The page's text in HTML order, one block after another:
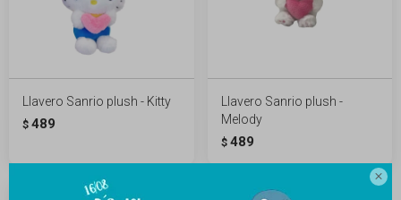

Llavero Sanrio plush - Kitty
$ 489
Llavero Sanrio plush -
Melody
$ 489